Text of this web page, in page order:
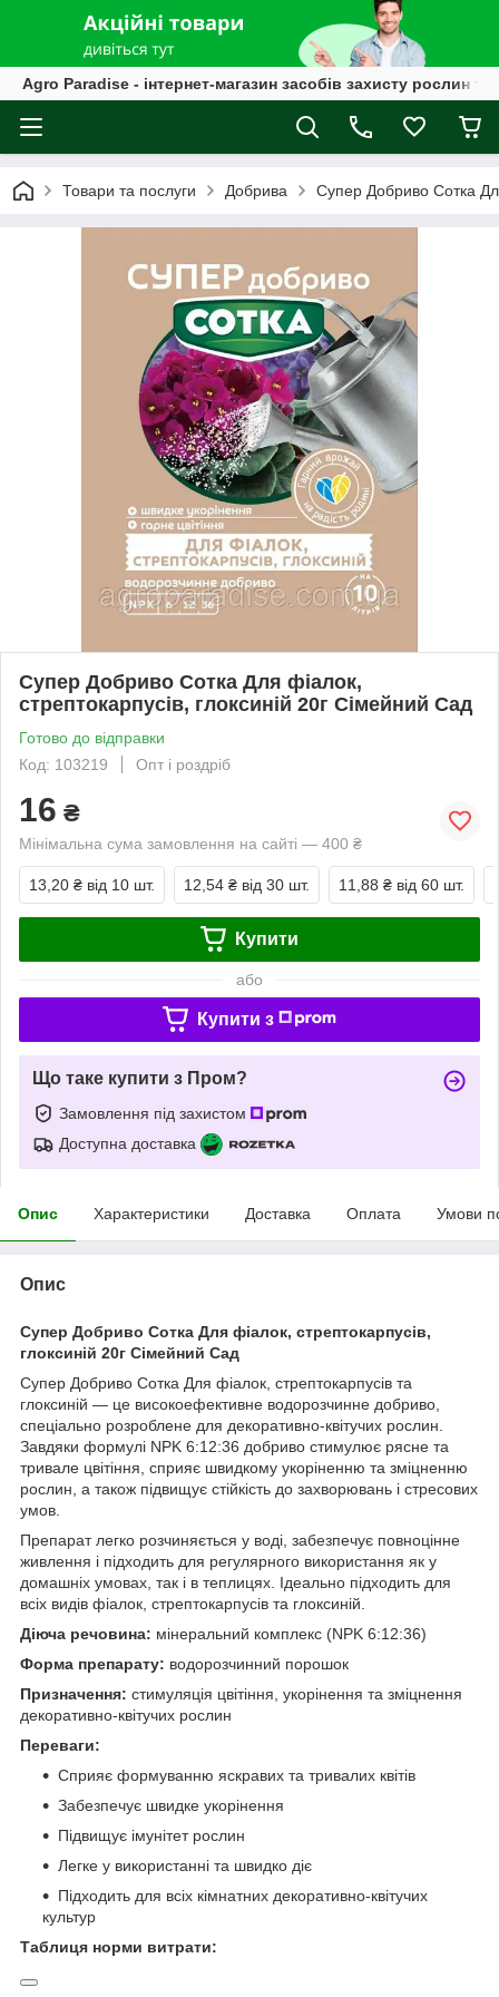
Agro Paradise - інтернет-магазин засобів захисту рослин
Товари та послуги Добрива Супер Добриво Сотка
Супер Добриво Сотка Для фіалок,
стрептокарпусів, глоксиній 20г Сімейний Сад
Готово до відправки
Код: 103219
Опт і роздріб
16 ₴
Мінімальна сума замовлення на сайті — 400 ₴
13,20 ₴ від 10 шт. 12,54 ₴ від 30 шт. 11,88 ₴ від 60 шт.
Купити
або
Купити з
Що таке купити з Пром?
Замовлення під захистом
Доступна доставка
Опис Характеристики Доставка Оплата Умови
Опис
Супер Добриво Сотка Для фіалок, стрептокарпусів,
глоксиній 20г Сімейний Сад
Супер Добриво Сотка Для фіалок, стрептокарпусів та
глоксиній — це високоефективне водорозчинне добриво,
спеціально розроблене для декоративно-квітучих рослин.
Завдяки формулі NPK 6:12:36 добриво стимулює рясне та
тривале цвітіння, сприяє швидкому укоріненню та зміцненню
рослин, а також підвищує стійкість до захворювань і стресових
умов.
Препарат легко розчиняється у воді, забезпечує повноцінне
живлення і підходить для регулярного використання як у
домашніх умовах, так і в теплицях. Ідеально підходить для
всіх видів фіалок, стрептокарпусів та глоксиній.
Діюча речовина: мінеральний комплекс (NPK 6:12:36)
Форма препарату: водорозчинний порошок
Призначення: стимуляція цвітіння, укорінення та зміцнення
декоративно-квітучих рослин
Переваги:
Сприяє формуванню яскравих та тривалих квітів
Забезпечує швидке укорінення
Підвищує імунітет рослин
Легке у використанні та швидко діє
Підходить для всіх кімнатних декоративно-квітучих
культур
Таблиця норми витрати: